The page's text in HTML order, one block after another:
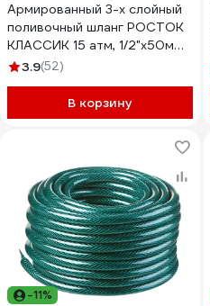
Армированный 3-х слойный
поливочный шланг РОСТОК
КЛАССИК 15 атм, 1/2"х50м
40308-1/2-50
3.9(52)
В корзину
-11%